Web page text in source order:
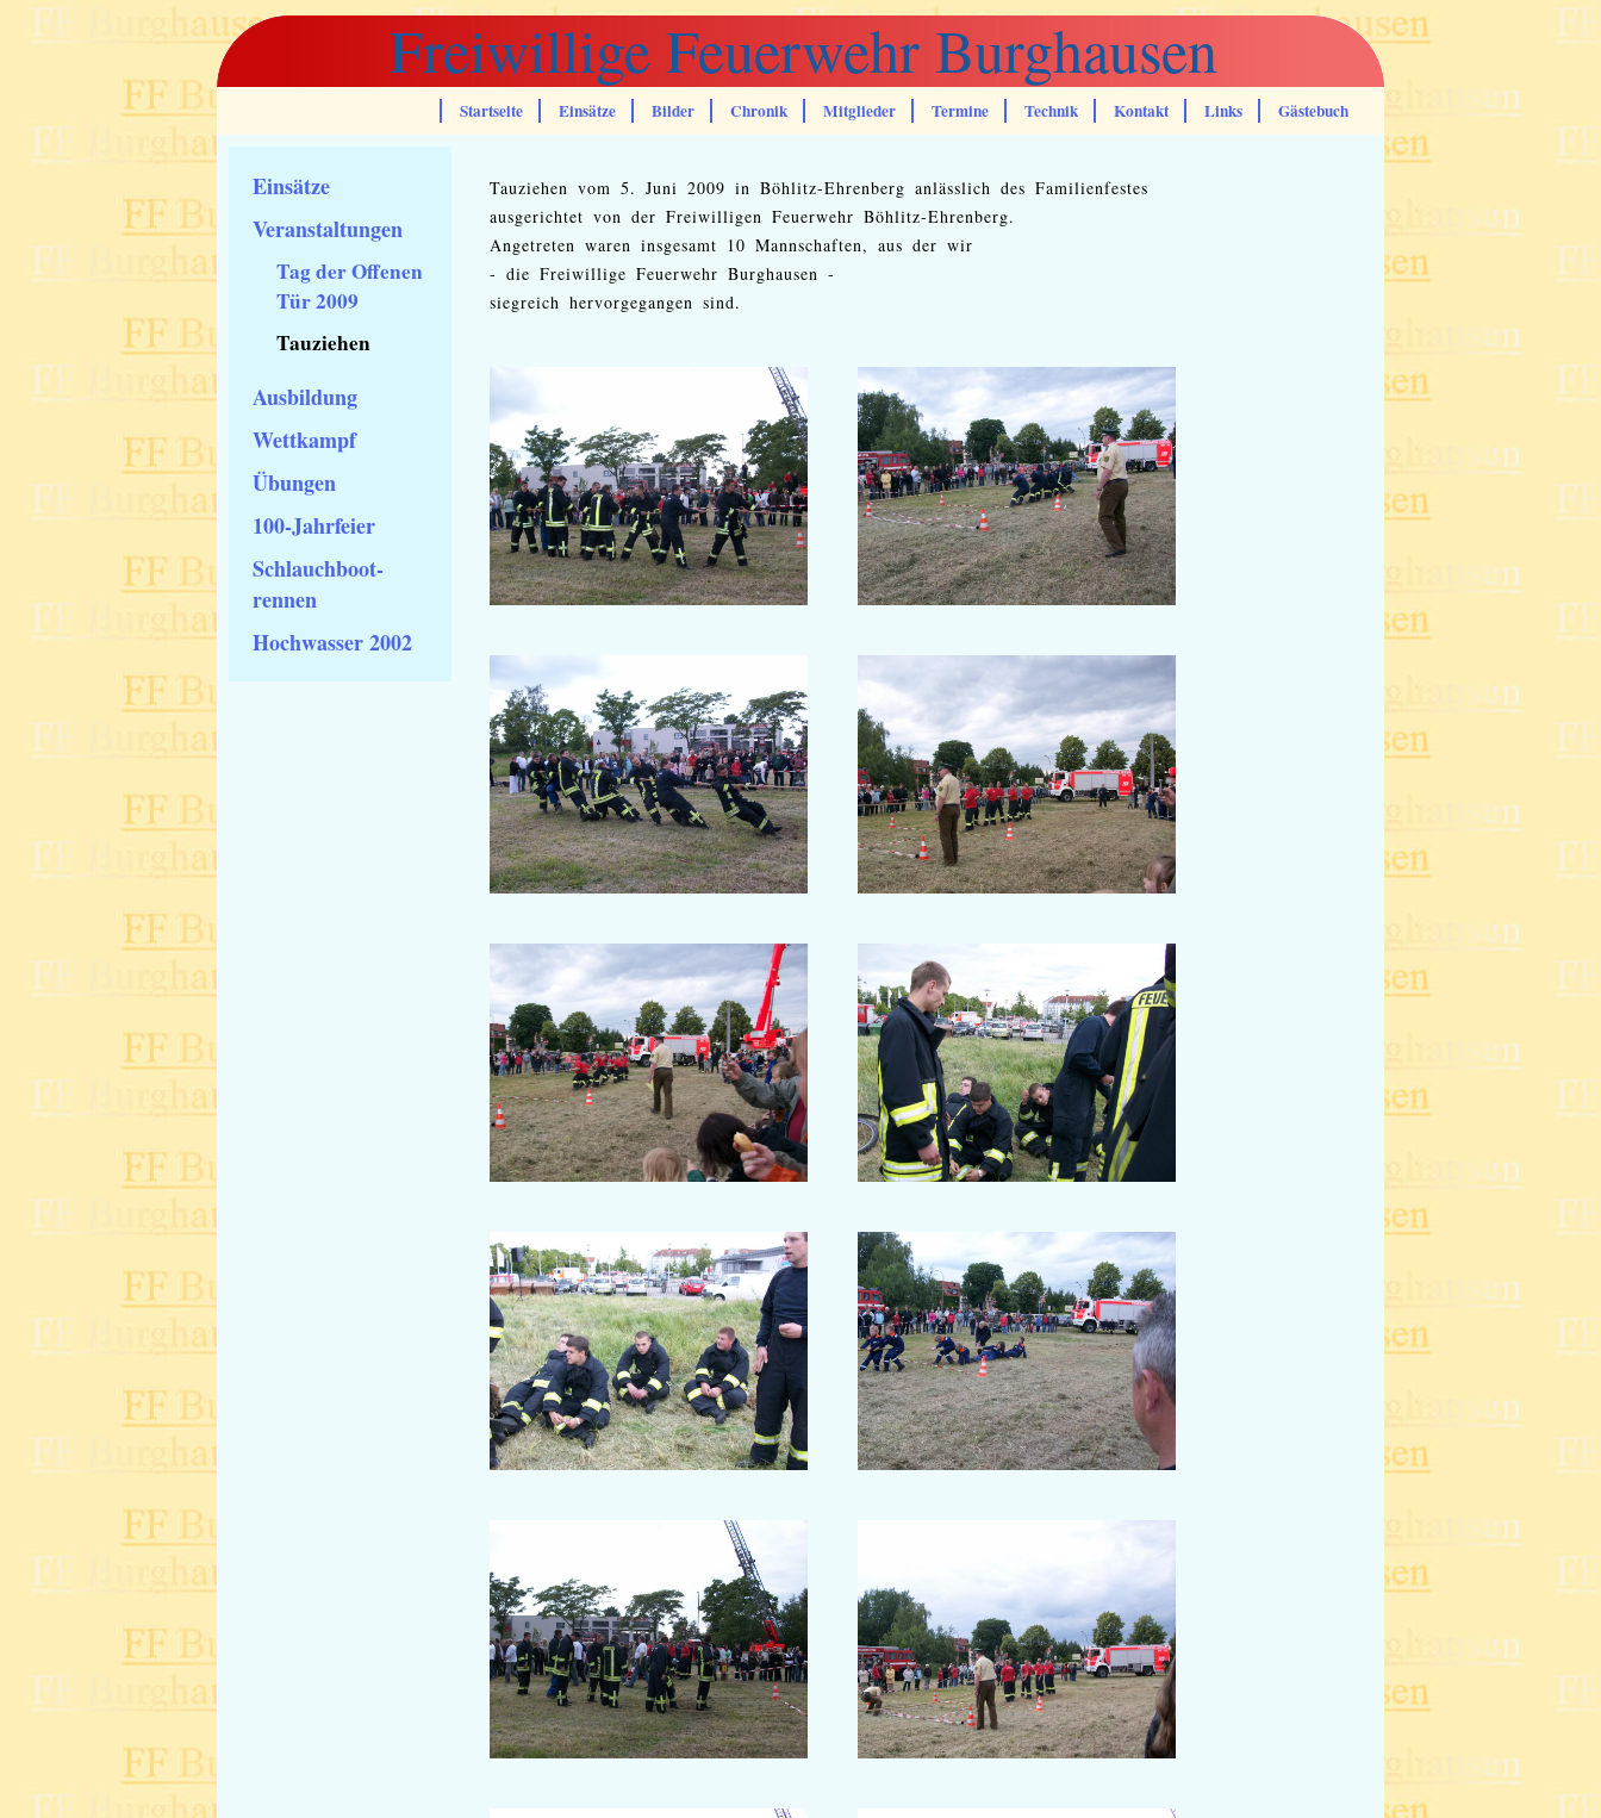
Freiwillige Feuerwehr Burghausen
Startseite Einsätze Bilder Chronik Mitglieder Termine Technik Kontakt Links Gästebuch
Einsätze
Veranstaltungen
Tag der Offenen
Tür 2009
Tauziehen
Ausbildung
Wettkampf
Übungen
100-Jahrfeier
Schlauchboot-
rennen
Hochwasser 2002
Tauziehen vom 5. Juni 2009 in Böhlitz-Ehrenberg anlässlich des Familienfestes
ausgerichtet von der Freiwilligen Feuerwehr Böhlitz-Ehrenberg.
Angetreten waren insgesamt 10 Mannschaften, aus der wir
- die Freiwillige Feuerwehr Burghausen -
siegreich hervorgegangen sind.